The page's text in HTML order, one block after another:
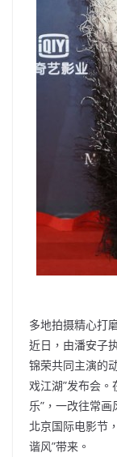
多地拍摄精心打
近日，由潘安子
锦荣共同主演的
戏江湖”发布会。
乐”，一改往常
北京国际电影节
谐风”带来。